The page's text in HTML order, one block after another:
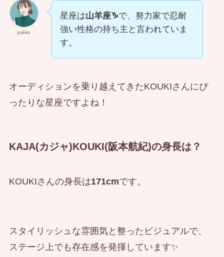
yukko
星座は山羊座♑で、努力家で忍耐
強い性格の持ち主と言われていま
す。
オーディションを乗り越えてきたKOUKIさんにぴ
ったりな星座ですよね！
KAJA(カジャ)KOUKI(阪本航紀)の身長は？
KOUKIさんの身長は171cmです。
スタイリッシュな雰囲気と整ったビジュアルで、
ステージ上でも存在感を発揮しています✨